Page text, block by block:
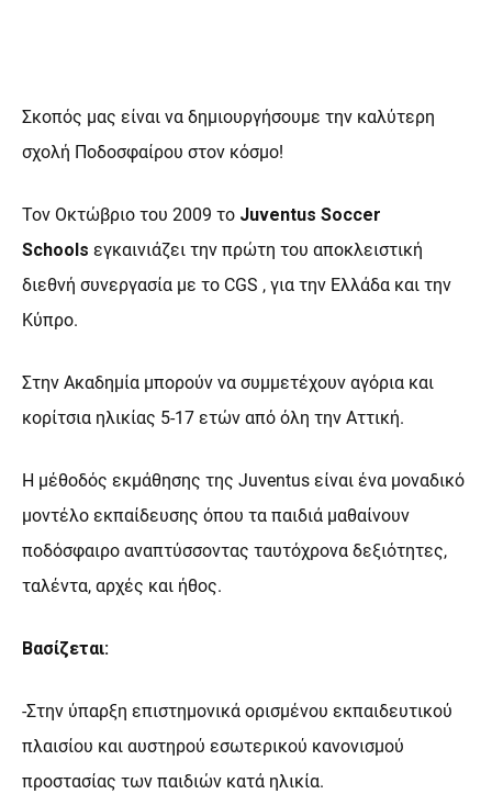
Σκοπός μας είναι να δημιουργήσουμε την καλύτερη
σχολή Ποδοσφαίρου στον κόσμο!
Τον Οκτώβριο του 2009 το Juventus Soccer
Schools εγκαινιάζει την πρώτη του αποκλειστική
διεθνή συνεργασία με το CGS , για την Ελλάδα και την
Κύπρο.
Στην Ακαδημία μπορούν να συμμετέχουν αγόρια και
κορίτσια ηλικίας 5-17 ετών από όλη την Αττική.
Η μέθοδός εκμάθησης της Juventus είναι ένα μοναδικό
μοντέλο εκπαίδευσης όπου τα παιδιά μαθαίνουν
ποδόσφαιρο αναπτύσσοντας ταυτόχρονα δεξιότητες,
ταλέντα, αρχές και ήθος.
Βασίζεται:
-Στην ύπαρξη επιστημονικά ορισμένου εκπαιδευτικού
πλαισίου και αυστηρού εσωτερικού κανονισμού
προστασίας των παιδιών κατά ηλικία.